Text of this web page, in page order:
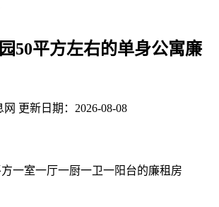
50平方左右的单身公寓廉
更新日期：2026-08-08
一室一厅一厨一卫一阳台的廉租房